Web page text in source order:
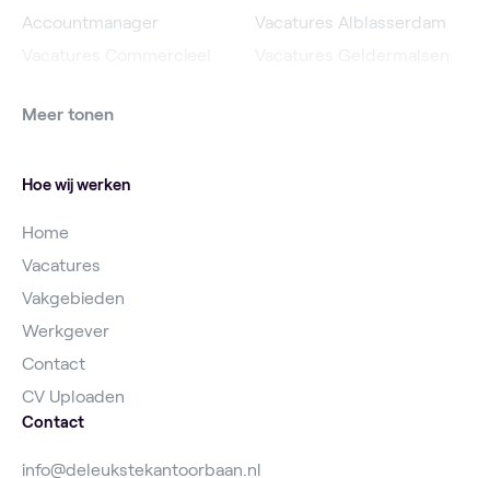
Accountmanager
Vacatures Online
Vacatures Alblasserdam
Meer tonen
Hoe wij werken
Home
Vacatures
Vakgebieden
Werkgever
Contact
CV Uploaden
Contact
info@deleukstekantoorbaan.nl